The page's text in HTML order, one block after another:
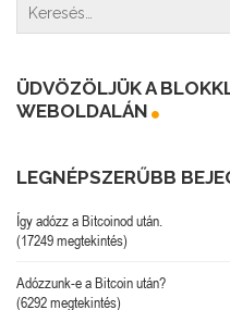
ÜDVÖZÖLJÜK A
WEBOLDALÁN
LEGNÉPSZERŰBB
Így adózz a Bitcoinod után.
(17249 megtekintés)
Adózzunk-e a Bitcoin után?
(6292 megtekintés)